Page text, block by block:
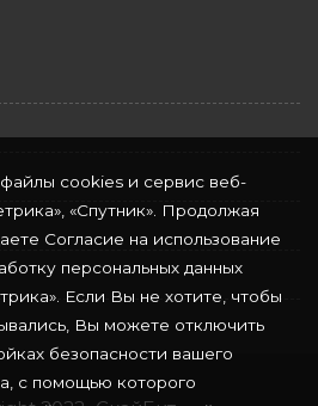
файлы cookies и сервис веб-
«Спутник». Продолжая
Согласие на использование
персональных данных
Если Вы не хотите, чтобы
Вы можете отключить
безопасности вашего
с помощью которого